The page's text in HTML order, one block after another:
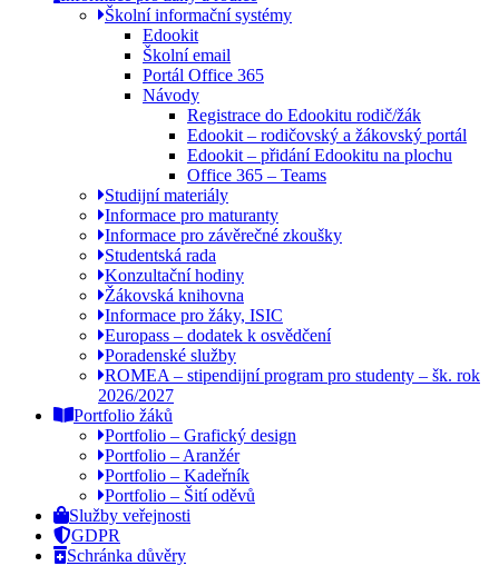
Školní informační systémy
Edookit
Školní email
Portál Office 365
Návody
Registrace do Edookitu rodič/žák
Edookit – rodičovský a žákovský portál
Edookit – přidání Edookitu na plochu
Office 365 – Teams
Studijní materiály
Informace pro maturanty
Informace pro závěrečné zkoušky
Studentská rada
Konzultační hodiny
Žákovská knihovna
Informace pro žáky, ISIC
Europass – dodatek k osvědčení
Poradenské služby
ROMEA – stipendijní program pro studenty – šk. rok
2026/2027
Portfolio žáků
Portfolio – Grafický design
Portfolio – Aranžér
Portfolio – Kadeřník
Portfolio – Šití oděvů
Služby veřejnosti
GDPR
Schránka důvěry